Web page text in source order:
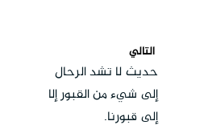
التالي
حديث لا تشد الرحال
إلى شيء من القبور إلا
إلى قبورنا.